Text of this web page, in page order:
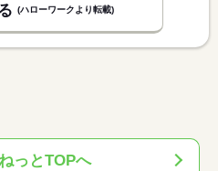
(ハローワークより転載)
っとTOPへ